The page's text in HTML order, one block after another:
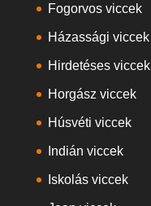
Fogorvos viccek
Házassági viccek
Hirdetéses viccek
Horgász viccek
Húsvéti viccek
Indián viccek
Iskolás viccek